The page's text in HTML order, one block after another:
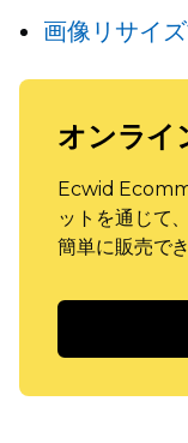
画像リサイ
オンライ
Ecwid
ットを通じて
簡単に販売でき